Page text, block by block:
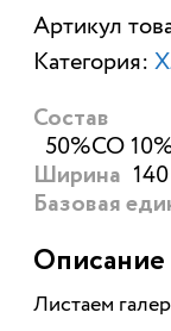
Артикул
Категория:
Состав
50%CO
Ширина
Базовая
Описание
Листаем